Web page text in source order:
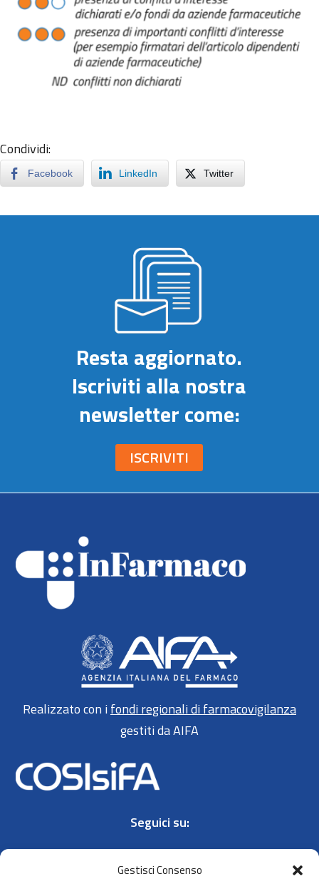
Gestisci Consenso
Condividi:
Facebook LinkedIn Twitter
Resta aggiornato.
Iscriviti alla nostra
newsletter come:
ISCRIVITI
Realizzato con ifondi regionali di farmacovigilanza
gestiti da AIFA
Seguici su: